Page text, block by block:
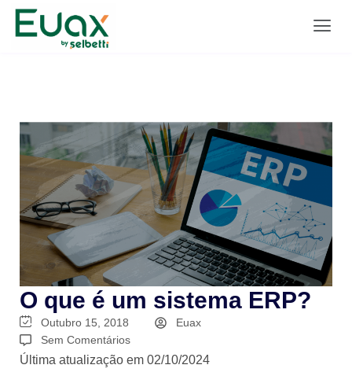
O que é um sistema ERP?
Outubro 15, 2018
Euax
Sem Comentários
Última atualização em 02/10/2024